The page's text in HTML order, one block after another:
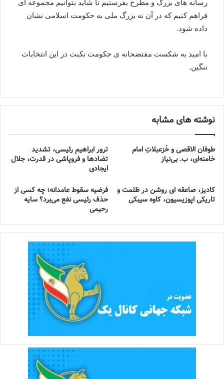
رسانه های بزرگ و مطرح بفرستیم تا شاید بتوانیم مجموعه ای
فراهم کنیم که در آن نه بزرگ ملی به حکومت اسلامی نشان
داده شود.
با امید به شکست مفتضحانه ی حکومت نکبت در این انتخابات
ننگین.
نوشته های مشابه
طوفان الاقصی و خُزعبلاتِ امام
خامنه‌ای، ب. بی‌نیاز
ترور ابراهیم رئیسی، تشدید
تضادها و فروپاشی در قدرت، جلال
ایجادی
کادیز، صاعقه ای روشن در ظلمت و
تاریکی اپوزیسیون، کاوه سیبکی
فرضیه سقوط عامدانه؛ چه کسی از
حذف رئیسی نفع می‌برد؟ سایه
رحیمی